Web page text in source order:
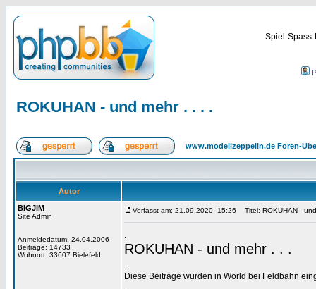
Spiel-
ROKUHAN - und mehr . . . .
www.modellzeppelin.de Foren-
Autor
BIGJIM
Site Admin
Anmeldedatum: 24.04.2006
Beiträge: 14733
Wohnort: 33607 Bielefeld
Verfasst am: 21.09.2020, 15:26 Titel: ROKUHAN -
.
ROKUHAN - und mehr . . .
.
Diese Beiträge wurden in World bei Feldbahn